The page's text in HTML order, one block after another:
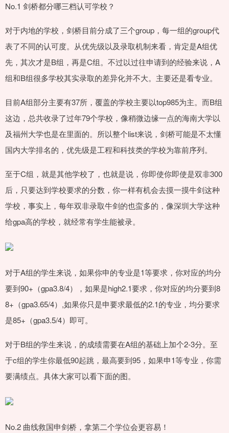
No.1 剑桥都分哪三档认可学校？
对于内地的学校，剑桥目前分成了三个group，每一组的group代
表了不同的认可度。从优先级以及录取机制来看，肯定是A组优
先，其次才是B组，再是C组。不过以过往申请到的经验来说，A
组和B组很多学校其实录取的差异化并不大。主要还是看专业。
目前A组部分主要有37所，覆盖的学校主要以top985为主。而B组
这边，总共收录了过年79个学校，像稍微边缘一点的海南大学以
及福州大学也是在里面的。所以整个list来说，剑桥可能是不太懂
国内大学排名的，优先级是工程和科技类的学校为靠前序列。
至于C组，就是其他学校了，也就是说，你即使你即使是双非300
后，只要达到学校要求的分数，你一样有机会去摸一摸牛剑这种
学校，事实上，每年双非录取牛剑的也蛮多的，像深圳大学这种
给gpa高的学校，就经常有学生能被录。
对于A组的学生来说，如果你申的专业是1等要求，你对应的均分
要到90+（gpa3.8/4），如果是high2.1要求，你对应的均分要到8
8+（gpa3.65/4）,如果你只是申要求最低的2.1的专业，均分要求
是85+（gpa3.5/4）即可。
对于B组的学生来说，的成绩需要在A组的基础上加个2-3分。至
于c组的学生你最低90起跳，最高要到95，如果申1等专业，你需
要满绩点。具体大家可以看下面的图。
No.2 曲线救国申剑桥，拿第二个学位会更容易！